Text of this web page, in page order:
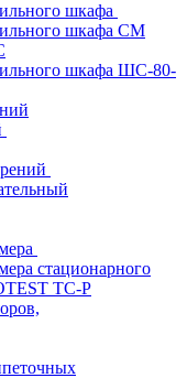
шкафа
шкафа СМ
шкафа ШС-80-
стационарного
TС-Р